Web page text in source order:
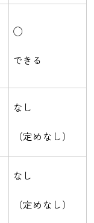
◯
できる
なし
（定めなし）
なし
（定めなし）